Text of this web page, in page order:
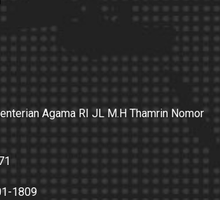
Agama RI JL M.H Thamrin Nomor
1809